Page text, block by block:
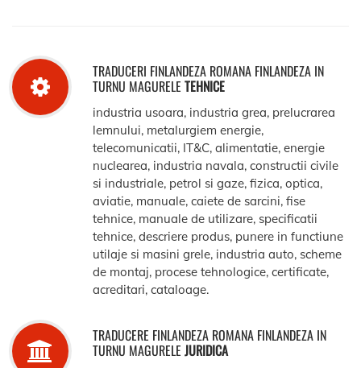
TRADUCERI FINLANDEZA ROMANA FINLANDEZA IN
TURNU MAGURELE TEHNICE
industria usoara, industria grea, prelucrarea
lemnului, metalurgiem energie,
telecomunicatii, IT&C, alimentatie, energie
nuclearea, industria navala, constructii civile
si industriale, petrol si gaze, fizica, optica,
aviatie, manuale, caiete de sarcini, fise
tehnice, manuale de utilizare, specificatii
tehnice, descriere produs, punere in functiune
utilaje si masini grele, industria auto, scheme
de montaj, procese tehnologice, certificate,
acreditari, cataloage.
TRADUCERE FINLANDEZA ROMANA FINLANDEZA IN
TURNU MAGURELE JURIDICA